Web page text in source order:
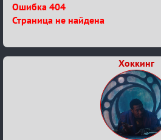
Ошибка 404
Страница не найдена
Хоккинг